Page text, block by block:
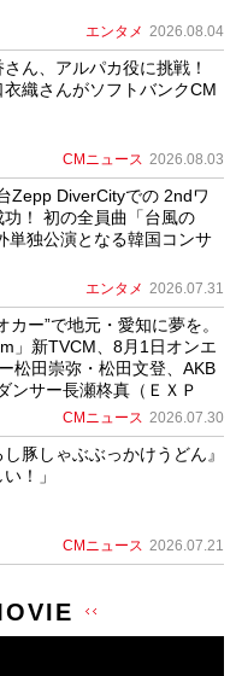
エンタメ 2026.08.04
ん、アルパカ役に挑戦！
織さんがソフトバンクCM
CMニュース 2026.08.03
Zepp DiverCityでの 2ndワ
！ 初の全員曲「台風の
単独公演となる韓国コンサ
エンタメ 2026.07.31
ー”で地元・愛知に夢を。
」新TVCM、8月1日オンエ
松田崇弥・松田文登、AKB
ンサー長瀬柊真（ＥＸＰ
CMニュース 2026.07.30
豚しゃぶぶっかけうどん』
！」
CMニュース 2026.07.21